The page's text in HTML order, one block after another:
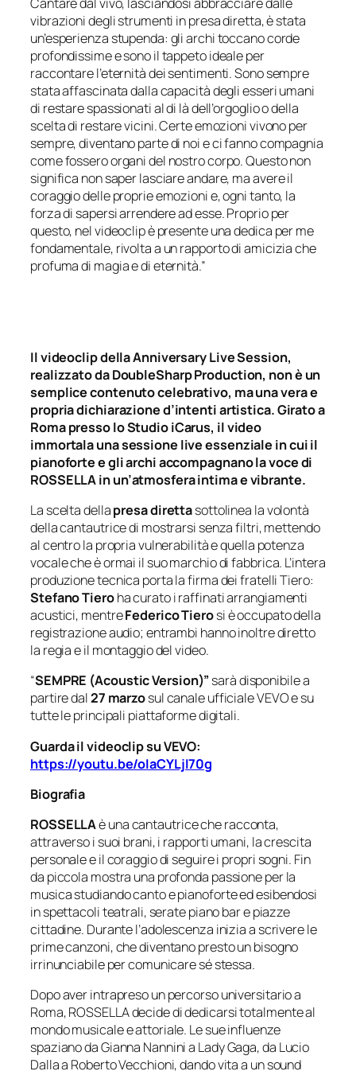
vibrazioni degli strumenti in presa diretta, è stata
un’esperienza stupenda: gli archi toccano corde
profondissime e sono il tappeto ideale per
raccontare l’eternità dei sentimenti. Sono sempre
stata affascinata dalla capacità degli esseri umani
di restare spassionati al di là dell’orgoglio o della
scelta di restare vicini. Certe emozioni vivono per
sempre, diventano parte di noi e ci fanno compagnia
come fossero organi del nostro corpo. Questo non
significa non saper lasciare andare, ma avere il
coraggio delle proprie emozioni e, ogni tanto, la
forza di sapersi arrendere ad esse. Proprio per
questo, nel videoclip è presente una dedica per me
fondamentale, rivolta a un rapporto di amicizia che
profuma di magia e di eternità.”
Il videoclip della Anniversary Live Session,
realizzato da DoubleSharp Production, non è un
semplice contenuto celebrativo, ma una vera e
propria dichiarazione d’intenti artistica. Girato a
Roma presso lo Studio iCarus, il video
immortala una sessione live essenziale in cui il
pianoforte e gli archi accompagnano la voce di
ROSSELLA in un’atmosfera intima e vibrante.
La scelta dellapresa direttasottolinea la volontà
della cantautrice di mostrarsi senza filtri, mettendo
al centro la propria vulnerabilità e quella potenza
vocale che è ormai il suo marchio di fabbrica. L’intera
produzione tecnica porta la firma dei fratelli Tiero:
Stefano Tieroha curato i raffinati arrangiamenti
acustici, mentreFederico Tierosi è occupato della
registrazione audio; entrambi hanno inoltre diretto
la regia e il montaggio del video.
“SEMPRE (Acoustic Version)” sarà disponibile a
partire dal27 marzosul canale ufficiale VEVO e su
tutte le principali piattaforme digitali.
Guarda il videoclip su VEVO:
https://youtu.be/oIaCYLjI70g
Biografia
ROSSELLAè una cantautrice che racconta,
attraverso i suoi brani, i rapporti umani, la crescita
personale e il coraggio di seguire i propri sogni. Fin
da piccola mostra una profonda passione per la
musica studiando canto e pianoforte ed esibendosi
in spettacoli teatrali, serate piano bar e piazze
cittadine. Durante l’adolescenza inizia a scrivere le
prime canzoni, che diventano presto un bisogno
irrinunciabile per comunicare sé stessa.
Dopo aver intrapreso un percorso universitario a
Roma, ROSSELLA decide di dedicarsi totalmente al
mondo musicale e attoriale. Le sue influenze
spaziano da Gianna Nannini a Lady Gaga, da Lucio
Dalla a Roberto Vecchioni, dando vita a un sound